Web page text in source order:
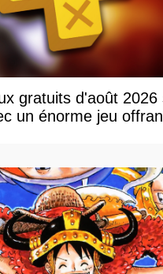
gratuits d'août 2026
un énorme jeu